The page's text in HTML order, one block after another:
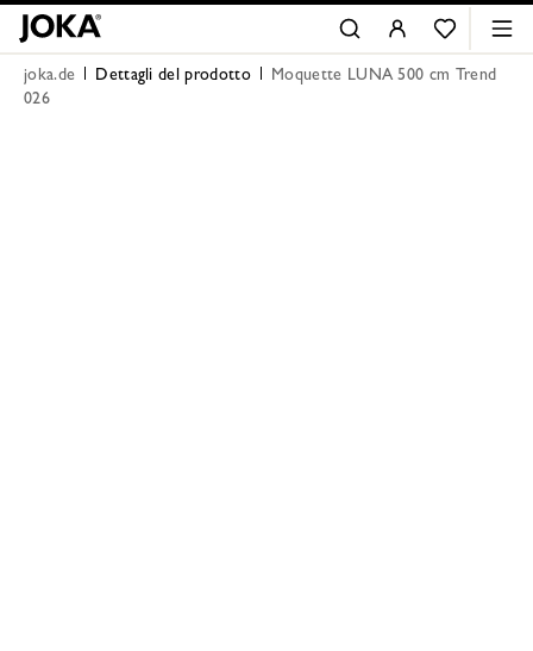
joka.de Dettagli del prodotto
Moquette LUNA 500 cm Trend
026